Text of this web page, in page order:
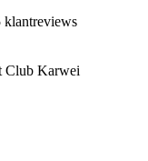
klantreviews
Club Karwei